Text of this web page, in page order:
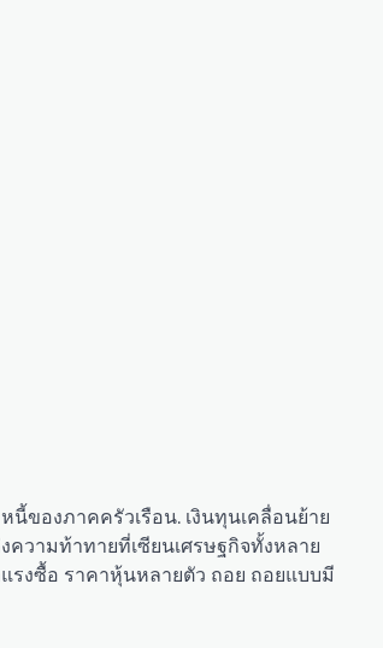
ของภาคครัวเรือน. เงินทุนเคลื่อนย้าย
วามท้าทายที่เซียนเศรษฐกิจทั้งหลาย
รงซื้อ ราคาหุ้นหลายตัว ถอย ถอยแบบมี